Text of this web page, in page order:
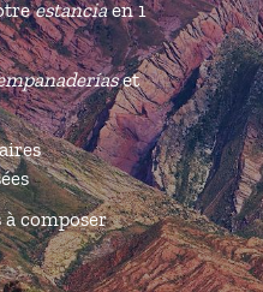
estanciaen 1
et
composer